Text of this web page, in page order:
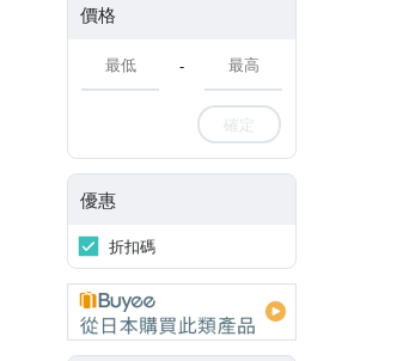
價格
-
確定
優惠
折扣碼